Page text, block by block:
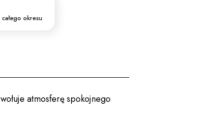
okresu
atmosferę spokojnego